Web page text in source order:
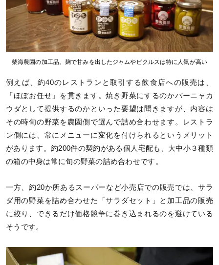
柴海農園の加工品。麹で甘みを出したジャムやピクルスは特に人気が高い
例えば、約40のレストランと取引する飲食店への販売は、
「ほぼお任せ」を貫きます。焼き野菜にするのかバーニャカ
ウダとして提供するのかといった要望は聞きますが、内容は
その時旬の野菜を農園側で選んで詰め合わせます。レストラ
ン側には、常にメニューに変化を付けられるというメリット
があります。約200件の契約がある個人宅配も、大中小３種類
の箱の中身は常に旬の野菜の詰め合わせです。
一方、約20か所あるスーパーなど小売店での販売では、サラ
ダ用の野菜を詰め合わせた「サラダセット」と加工品の販売
に絞り、できるだけ価格競争に巻き込まれるのを避けている
そうです。